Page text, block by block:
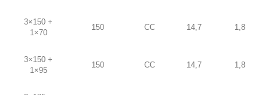
3×150 +
1×70
150 CC 14,7 1,8
3×150 +
1×95
150 CC 14,7 1,8